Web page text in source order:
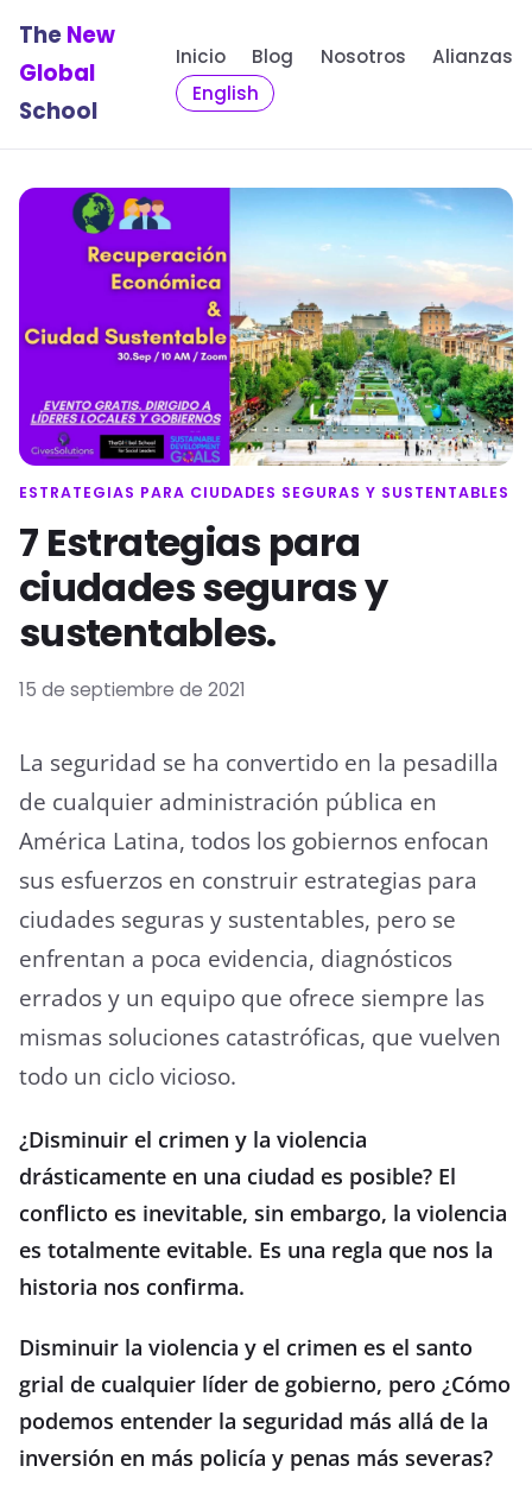
The New
Global
School
Inicio Blog Nosotros
Alianzas
English
ESTRATEGIAS PARA CIUDADES SEGURAS Y SUSTENTABLES
7 Estrategias para
ciudades seguras y
sustentables.
15 de septiembre de 2021
La seguridad se ha convertido en la pesadilla
de cualquier administración pública en
América Latina, todos los gobiernos enfocan
sus esfuerzos en construir estrategias para
ciudades seguras y sustentables, pero se
enfrentan a poca evidencia, diagnósticos
errados y un equipo que ofrece siempre las
mismas soluciones catastróficas, que vuelven
todo un ciclo vicioso.
¿Disminuir el crimen y la violencia
drásticamente en una ciudad es posible? El
conflicto es inevitable, sin embargo, la violencia
es totalmente evitable. Es una regla que nos la
historia nos confirma.
Disminuir la violencia y el crimen es el santo
grial de cualquier líder de gobierno, pero ¿Cómo
podemos entender la seguridad más allá de la
inversión en más policía y penas más severas?